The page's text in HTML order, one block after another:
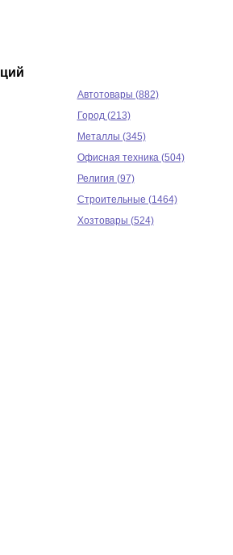
Автотовары (882)
Город (213)
Металлы (345)
Офисная техника (504)
Религия (97)
Строительные (1464)
Хозтовары (524)